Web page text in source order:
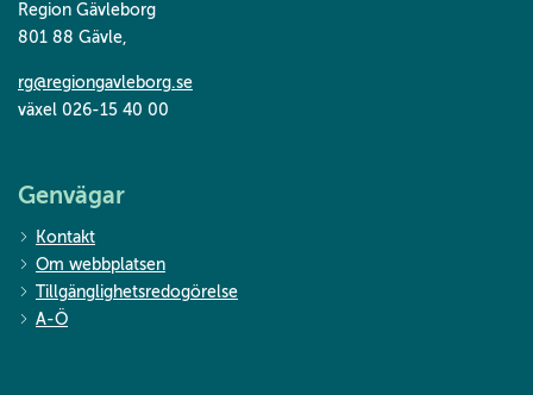
Region Gävleborg
801 88 Gävle,
rg@regiongavleborg.se
växel 026-15 40 00
Genvägar
Kontakt
Om webbplatsen
Tillgänglighetsredogörelse
A-Ö